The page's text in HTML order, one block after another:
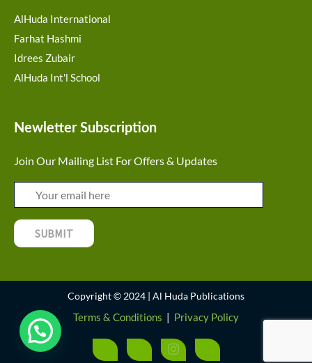
AlHuda International
Farhat Hashmi
Idrees Zubair
AlHuda Int'l School
Newletter Subscription
Join Our Mailing List For Offers & Updates
Copyright © 2024 | Al Huda Publications
Terms & Conditions | Privacy Policy